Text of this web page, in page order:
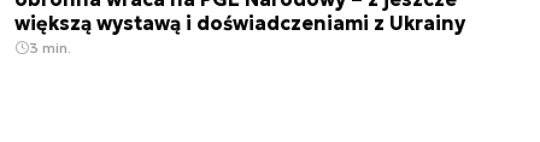
większą wystawą i doświadczeniami z Ukrainy
3 min.